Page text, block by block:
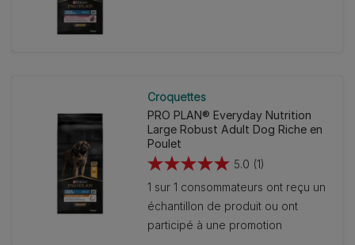
Croquettes
PRO PLAN® Everyday Nutrition
Large Robust Adult Dog Riche en
Poulet
5.0 (1)
5.0
sur
5
étoiles.
1 sur 1 consommateurs ont reçu un
échantillon de produit ou ont
participé à une promotion